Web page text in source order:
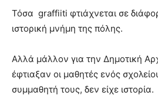
Τόσα graffiiti φτιάχνεται σε
ιστορική μνήμη της πόλης.
Αλλά μάλλον για την Δημοτική
έφτιαξαν οι μαθητές ενός
συμμαθητή τους, δεν είχε ιστορία.